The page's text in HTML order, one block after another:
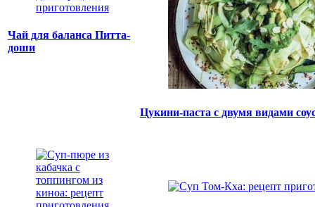
Чай для баланса Питта-
доши
Цукини-паста с двумя видами